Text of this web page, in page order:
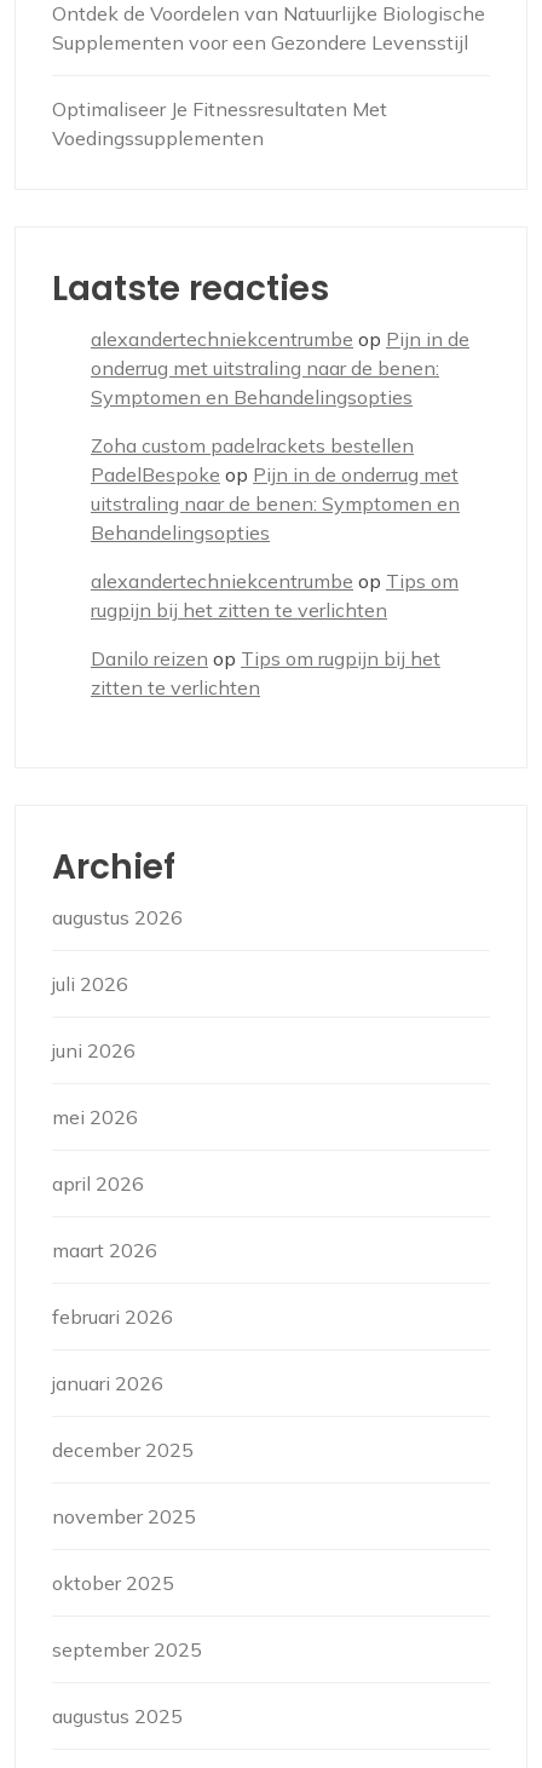
Ontdek de Voordelen van Natuurlijke Biologische
Supplementen voor een Gezondere Levensstijl
Optimaliseer Je Fitnessresultaten Met
Voedingssupplementen
Laatste reacties
alexandertechniekcentrumbe op Pijn in de
onderrug met uitstraling naar de benen:
Symptomen en Behandelingsopties
Zoha custom padelrackets bestellen
PadelBespoke op Pijn in de onderrug met
uitstraling naar de benen: Symptomen en
Behandelingsopties
alexandertechniekcentrumbe op Tips om
rugpijn bij het zitten te verlichten
Danilo reizen op Tips om rugpijn bij het
zitten te verlichten
Archief
augustus 2026
juli 2026
juni 2026
mei 2026
april 2026
maart 2026
februari 2026
januari 2026
december 2025
november 2025
oktober 2025
september 2025
augustus 2025